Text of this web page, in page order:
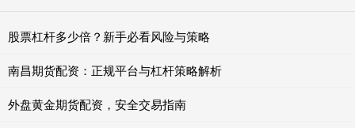
股票杠杆多少倍？新手必看风险与策略
南昌期货配资：正规平台与杠杆策略解析
外盘黄金期货配资，安全交易指南